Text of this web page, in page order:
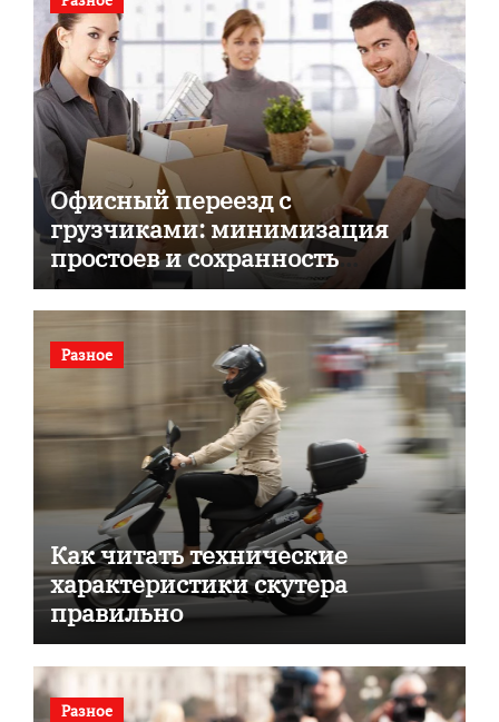
Офисный переезд с
грузчиками: минимизация
простоев и сохранность
документов
Разное
Как читать технические
характеристики скутера
правильно
Разное